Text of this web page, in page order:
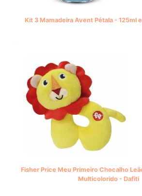
Kit 3 Mamadeira Avent Pétala - 125ml
Fisher Price Meu Primeiro Chocalho
Multicolorido - Dafiti